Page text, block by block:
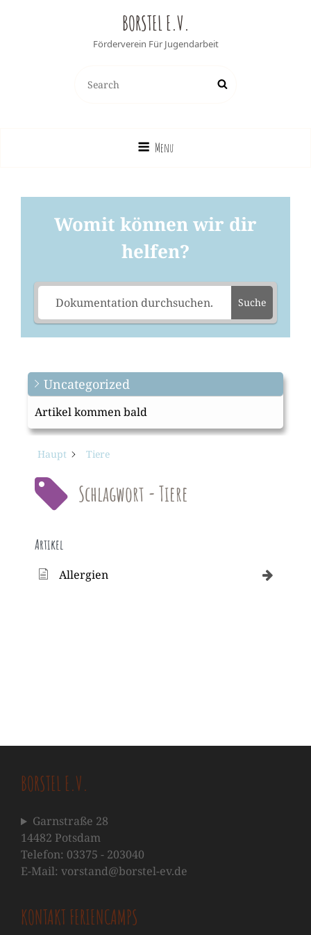
BORSTEL E.V.
Förderverein Für Jugendarbeit
for:
Menu
Womit können wir dir
helfen?
Suche
Uncategorized
Artikel kommen bald
Haupt Tiere
Schlagwort - Tiere
Artikel
Allergien
BORSTEL E.V.
Garnstraße 28
14482 Potsdam
Telefon: 03375 - 203040
E-Mail: vorstand@borstel-ev.de
KONTAKT FERIENCAMPS